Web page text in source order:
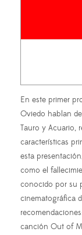
En este primer
Oviedo hablan
Tauro y Acuario,
características
esta
como el
conocido por su
cinematográfica
canción Out of